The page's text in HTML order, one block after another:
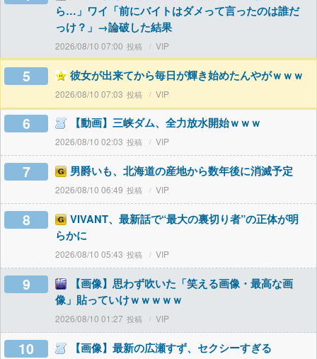
ら…」ワイ「前にバイトはダメって言ったのは誰だ
っけ？」→論破した結果
2026/08/10 07:00 VIP
5 彼女が出来てから毎日が輝き始めたんやがｗｗｗ
2026/08/10 07:03 VIP
6 【動画】三峡ダム、全力放水開始ｗｗｗ
2026/08/10 02:03 VIP
7 男爵いも、北海道の産地から数年後に消滅予定
2026/08/10 06:49 VIP
8
VIVANT、最新話で“最大の裏切り者”の正体が明
らかに
2026/08/10 05:43 VIP
9
【画像】思わず吹いた「笑える画像・最高な画
像」貼っていけｗｗｗｗｗ
2026/08/10 01:27 VIP
10 【画像】最新の広瀬すず、セクシーすぎる